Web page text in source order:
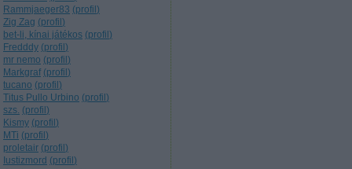
Rammjaeger83 (profil )
Zig Zag (profil )
bet-li, kínai játékos (profil )
Fredddy (profil )
mr nemo (profil )
Markgraf (profil )
tucano (profil )
Titus Pullo Urbino (profil )
szs. (profil )
Kismy (profil )
MTi (profil )
proletair (profil )
Iustizmord (profil )